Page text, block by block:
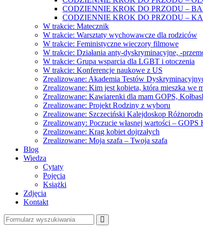
CODZIENNIE KROK DO PRZODU –
CODZIENNIE KROK DO PRZODU –
W trakcie: Matecznik
W trakcie: Warsztaty wychowawcze dla rodziców
W trakcie: Feministyczne wieczory filmowe
W trakcie: Działania anty-dyskryminacyjne, -
W trakcie: Grupa wsparcia dla LGBT i otoczenia
W trakcie: Konferencje naukowe z US
Zrealizowane: Akademia Testów
Zrealizowane: Kim jest kobieta, która mieszka we
Zrealizowane: Kawiarenki dla mam GOPS,
Zrealizowane: Projekt Rodziny z wyboru
Zrealizowane: Szczeciński Kalejdoskop
Zrealizowany: Poczucie własnej wartości – GOPS
Zrealizowane: Krąg kobiet dojrzałych
Zrealizowane: Moja szafa – Twoja szafa
Blog
Wiedza
Cytaty
Pojęcia
Książki
Zdjęcia
Kontakt